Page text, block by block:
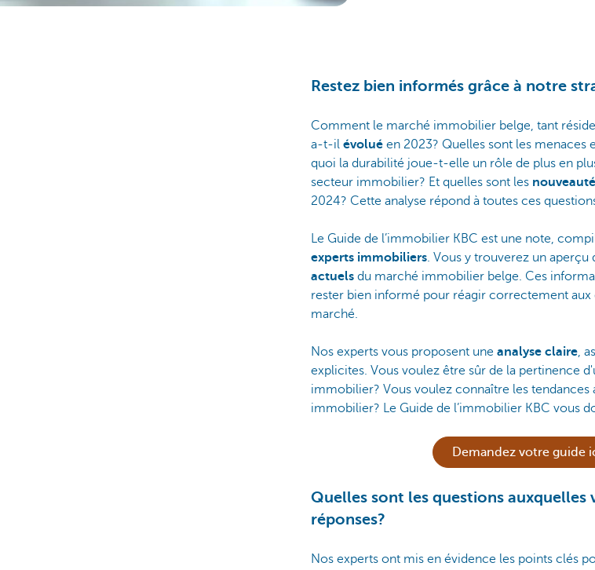
Restez bien informés grâce à notre
Comment le marché immobilier belge, tant
a-t-il évolué en 2023? Quelles sont les menaces
quoi la durabilité joue-t-elle un rôle de plus en
secteur immobilier? Et quelles sont les
2024? Cette analyse répond à toutes ces
Le Guide de l’immobilier KBC est une note,
experts immobiliers. Vous y trouverez un aperçu
actuels du marché immobilier belge. Ces
rester bien informé pour réagir correctement aux
marché.
Nos experts vous proposent une analyse claire,
explicites. Vous voulez être sûr de la pertinence
immobilier? Vous voulez connaître les tendances
immobilier? Le Guide de l’immobilier KBC vous
Demandez votre guide
Quelles sont les questions auxquelles
réponses?
Nos experts ont mis en évidence les points clés